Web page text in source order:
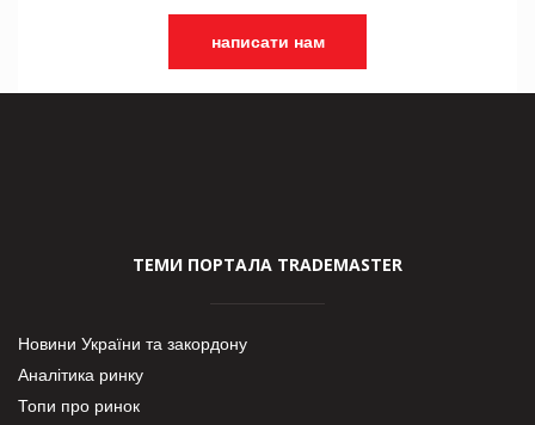
написати нам
ТЕМИ ПОРТАЛА TRADEMASTER
Новини України та закордону
Аналітика ринку
Топи про ринок